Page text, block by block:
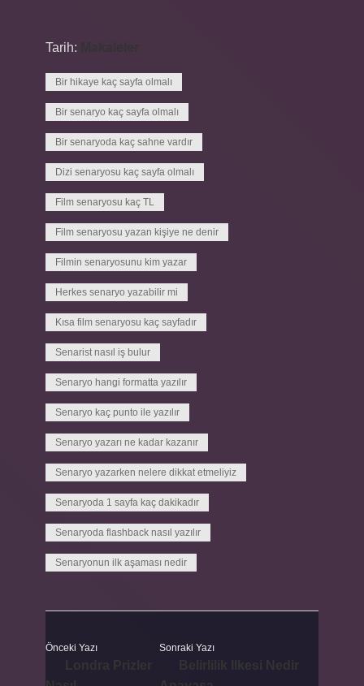
Tarih:
Bir hikaye kaç sayfa olmalı
Bir senaryo kaç sayfa olmalı
Bir senaryoda kaç sahne vardır
Dizi senaryosu kaç sayfa olmalı
Film senaryosu kaç TL
Film senaryosu yazan kişiye ne denir
Filmin senaryosunu kim yazar
Herkes senaryo yazabilir mi
Kısa film senaryosu kaç sayfadır
Senarist nasıl iş bulur
Senaryo hangi formatta yazılır
Senaryo kaç punto ile yazılır
Senaryo yazarı ne kadar kazanır
Senaryo yazarken nelere dikkat etmeliyiz
Senaryoda 1 sayfa kaç dakikadır
Senaryoda flashback nasıl yazılır
Senaryonun ilk aşaması nedir
Önceki Yazı Sonraki Yazı